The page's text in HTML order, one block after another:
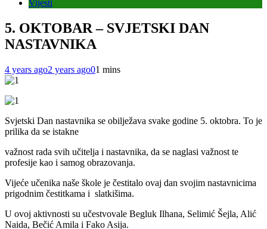
Vijesti
5. OKTOBAR – SVJETSKI DAN
NASTAVNIKA
4 years ago2 years ago01 mins
Svjetski Dan nastavnika se obilježava svake godine 5. oktobra. To je
prilika da se istakne
važnost rada svih učitelja i nastavnika, da se naglasi važnost te
profesije kao i samog obrazovanja.
Vijeće učenika naše škole je čestitalo ovaj dan svojim nastavnicima
prigodnim čestitkama i slatkišima.
U ovoj aktivnosti su učestvovale Begluk Ilhana, Selimić Šejla, Alić
Naida, Bečić Amila i Fako Asija.